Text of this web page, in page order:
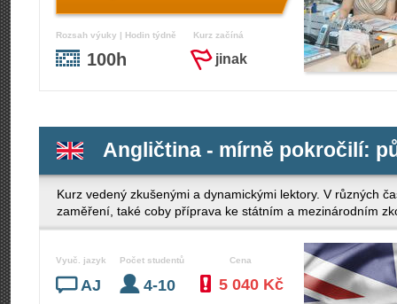
Rozsah výuky | Hodin týdně
100h
Kurz začíná
jinak
Angličtina - mírně pokročilí:
Kurz vedený zkušenými a dynamickými lektory. V různých
zaměření, také coby příprava ke státním a mezinárodním
Vyuč. jazyk
AJ
Počet studentů
4-10
Cena
5 040 Kč